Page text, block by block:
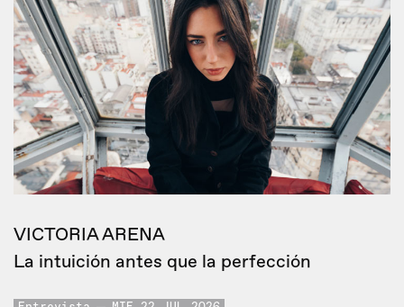
VICTORIA ARENA
La intuición antes que la perfección